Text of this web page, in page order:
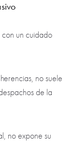
con un cuidado
no suele
de la
no expone su